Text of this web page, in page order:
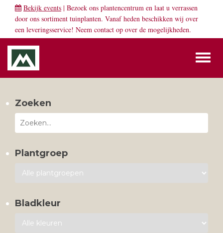
Bekijk events | Bezoek ons plantencentrum en laat u verrassen
door ons sortiment tuinplanten. Vanaf heden beschikken wij over
een leveringsservice! Neem contact op over de mogelijkheden.
Zoeken
Plantgroep
Bladkleur